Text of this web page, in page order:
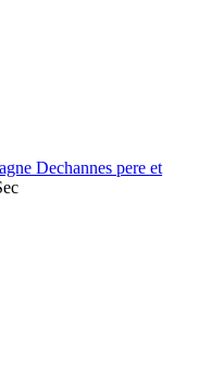
Dechannes pere et